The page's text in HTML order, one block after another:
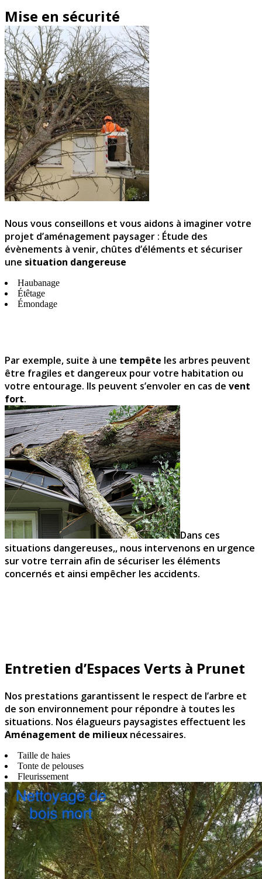
Mise en sécurité
Nous vous conseillons et vous aidons à imaginer votre
projet d’aménagement paysager : Étude des
évènements à venir, chûtes d’éléments et sécuriser
une situation dangereuse
Haubanage
Étêtage
Émondage
Par exemple, suite à une tempête les arbres peuvent
être fragiles et dangereux pour votre habitation ou
votre entourage. Ils peuvent s’envoler en cas de vent
fort.
Dans ces
situations dangereuses,, nous intervenons en urgence
sur votre terrain afin de sécuriser les éléments
concernés et ainsi empêcher les accidents.
Entretien d’Espaces Verts à Prunet
Nos prestations garantissent le respect de l’arbre et
de son environnement pour répondre à toutes les
situations. Nos élagueurs paysagistes effectuent les
Aménagement de milieux nécessaires.
Taille de haies
Tonte de pelouses
Fleurissement